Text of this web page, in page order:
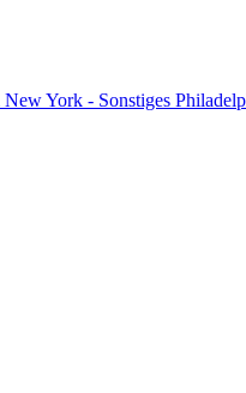
New York - Sonstiges